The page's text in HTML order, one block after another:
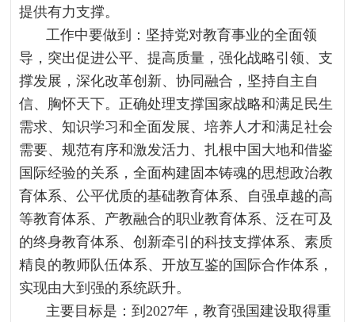
提供有力支撑。
工作中要做到：坚持党对教育事业的全面领
导，突出促进公平、提高质量，强化战略引领、支
撑发展，深化改革创新、协同融合，坚持自主自
信、胸怀天下。正确处理支撑国家战略和满足民生
需求、知识学习和全面发展、培养人才和满足社会
需要、规范有序和激发活力、扎根中国大地和借鉴
国际经验的关系，全面构建固本铸魂的思想政治教
育体系、公平优质的基础教育体系、自强卓越的高
等教育体系、产教融合的职业教育体系、泛在可及
的终身教育体系、创新牵引的科技支撑体系、素质
精良的教师队伍体系、开放互鉴的国际合作体系，
实现由大到强的系统跃升。
主要目标是：到2027年，教育强国建设取得重